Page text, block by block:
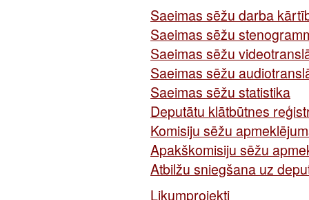
Saeimas sēžu darba
Saeimas sēžu
Saeimas sēžu
Saeimas sēžu
Saeimas sēžu statistika
Deputātu klātbūtnes
Komisiju sēžu
Apakškomisiju sēžu
Atbilžu sniegšana uz
Likumprojekti